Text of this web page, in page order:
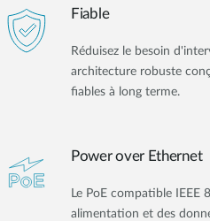
Fiable
Réduisez le besoin
architecture robuste
fiables à long terme.
Power over Ethernet
Le PoE compatible
alimentation et des